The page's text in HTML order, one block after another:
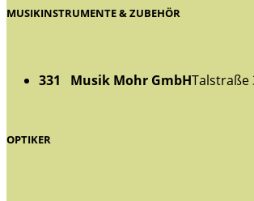
MUSIKINSTRUMENTE & ZUBEHÖR
331 Musik Mohr GmbHTalstraße
OPTIKER